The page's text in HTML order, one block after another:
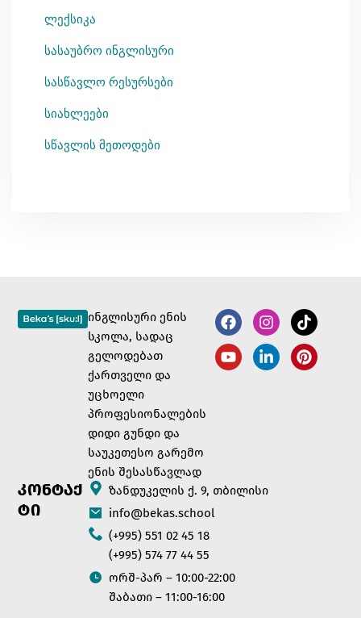
ლექსიკა
სასაუბრო ინგლისური
სასწავლო რესურსები
სიახლეები
სწავლის მეთოდები
ინგლისური ენის
სკოლა, სადაც
გელოდებათ
ქართველი და
უცხოელი
პროფესიონალების
დიდი გუნდი და
საუკეთესო გარემო
ენის შესასწავლად
ᲙᲝᲜᲢᲐᲥ
ᲢᲘ
ზანდუკელის ქ. 9, თბილისი
info@bekas.school
(+995) 551 02 45 18
(+995) 574 77 44 55
ორშ-პარ – 10:00-22:00
შაბათი – 11:00-16:00